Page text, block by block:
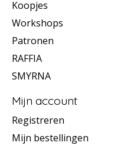
Koopjes
Workshops
Patronen
RAFFIA
SMYRNA
Mijn account
Registreren
Mijn bestellingen